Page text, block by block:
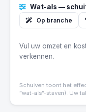
Wat-als —
Op branche
Vul uw omzet en
verkennen.
Schuiven toont het
“wat-als”-staven). Uw